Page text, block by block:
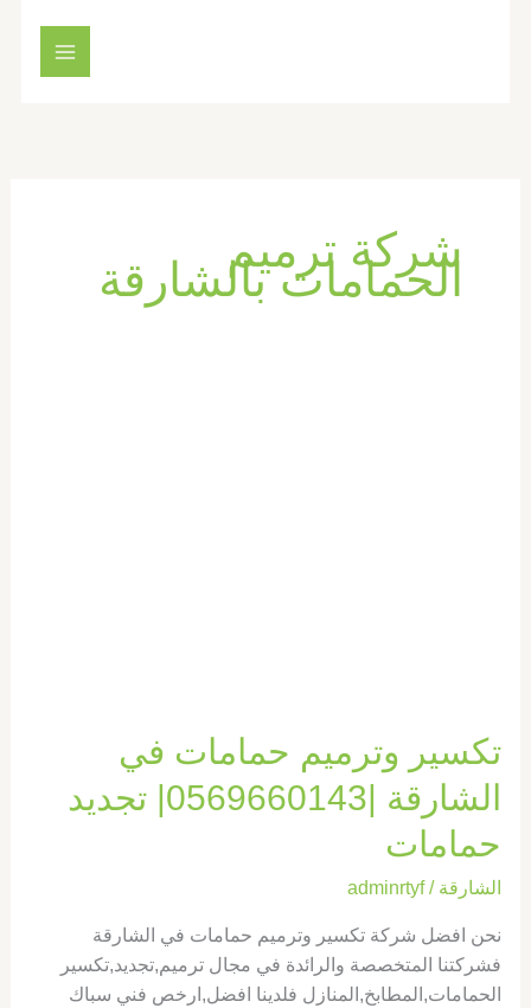
شركة ترميم
الحمامات بالشارقة
تكسير وترميم حمامات في
الشارقة |0569660143| تجديد
حمامات
الشارقة /
adminrtyf
نحن افضل شركة تكسير وترميم حمامات في الشارقة
فشركتنا المتخصصة والرائدة في مجال ترميم,تجديد,تكسير
الحمامات,المطابخ,المنازل فلدينا افضل,ارخص فني سباك